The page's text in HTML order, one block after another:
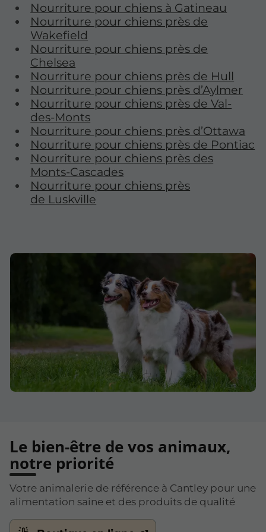
Nourriture pour chiens à Gatineau
Nourriture pour chiens près de
Wakefield
Nourriture pour chiens près de
Chelsea
Nourriture pour chiens près de Hull
Nourriture pour chiens près d’Aylmer
Nourriture pour chiens près de Val-
des-Monts
Nourriture pour chiens près d’Ottawa
Nourriture pour chiens près de Pontiac
Nourriture pour chiens près des
Monts-Cascades
Nourriture pour chiens près
de Luskville
Le bien-être de vos animaux,
notre priorité
Votre animalerie de référence à Cantley pour une
alimentation saine et des produits de qualité